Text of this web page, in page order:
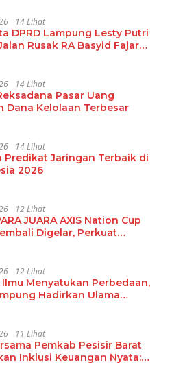
14 Lihat
DPRD Lampung Lesty Putri
Rusak RA Basyid Fajar
14 Lihat
Pasar Uang
Dana Kelolaan Terbesar
14 Lihat
Predikat Jaringan Terbaik di
2026
12 Lihat
JUARA AXIS Nation Cup
Digelar, Perkuat
12 Lihat
Ilmu Menyatukan Perbedaan,
Hadirkan Ulama
11 Lihat
Pemkab Pesisir Barat
Inklusi Keuangan Nyata: